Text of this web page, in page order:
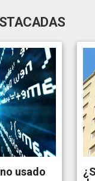
usado